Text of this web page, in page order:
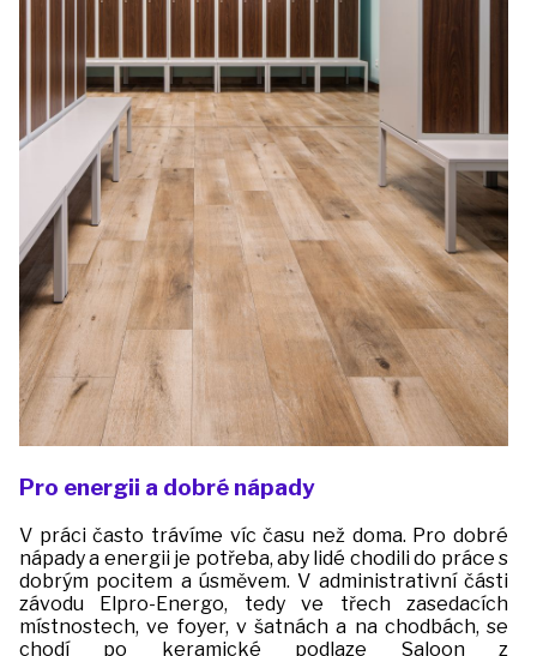
Pro energii a dobré nápady
V práci často trávíme víc času než doma. Pro dobré
nápady a energii je potřeba, aby lidé chodili do práce s
dobrým pocitem a úsměvem. V administrativní části
závodu Elpro-Energo, tedy ve třech zasedacích
místnostech, ve foyer, v šatnách a na chodbách, se
chodí po keramické podlaze Saloon z